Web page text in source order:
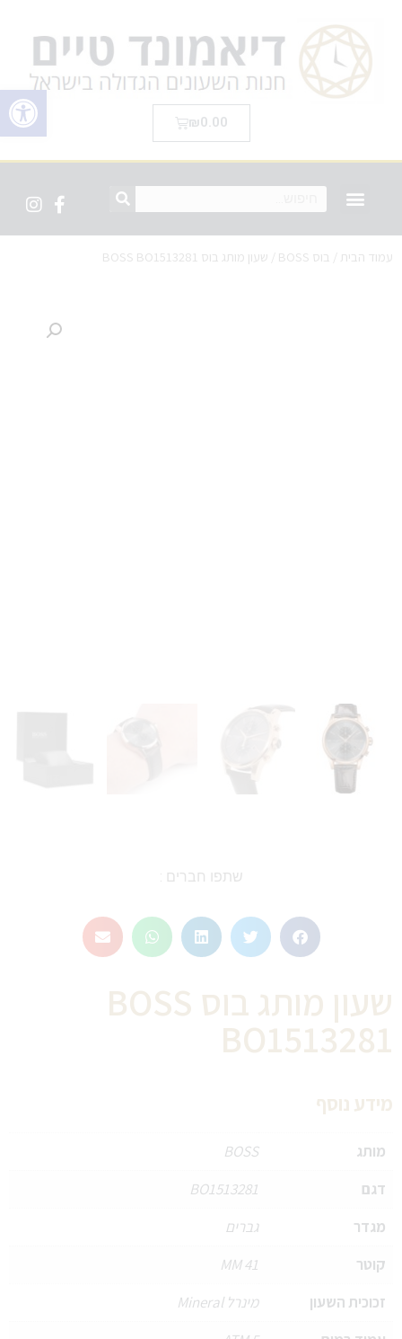
פתח
₪0.00
עמוד הבית בוס BOSS / שעון מותג בוס BOSS BO1513281
שתפו חברים :
שעון מותג בוס BOSS
BO1513281
מידע נוסף
מותג
BOSS
דגם
BO1513281
מגדר
גברים
קוטר
41 MM
זכוכית השעון
מינרל Mineral